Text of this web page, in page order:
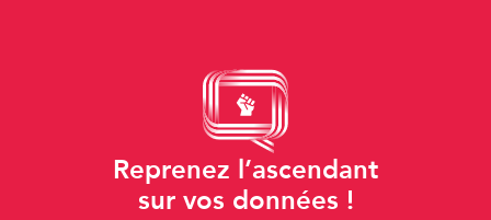
Reprenez l’ascendant
sur vos données !